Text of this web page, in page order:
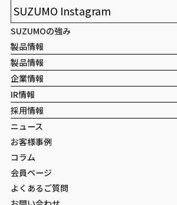
SUZUMO Instagram
SUZUMOの強み
製品情報
製品情報
企業情報
IR情報
採用情報
ニュース
お客様事例
コラム
会員ページ
よくあるご質問